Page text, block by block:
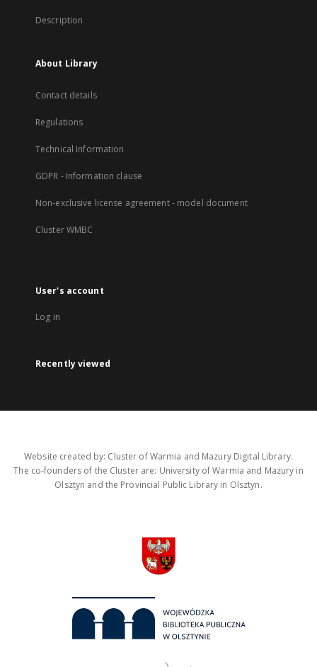
Description
About Library
Contact details
Regulations
Technical Information
GDPR - Information clause
Non-exclusive license agreement - model document
Cluster WMBC
User's account
Log in
Recently viewed
Website created by: Cluster of Warmia and Mazury Digital Library.
The co-founders of the Cluster are: University of Warmia and Mazury in
Olsztyn and the Provincial Public Library in Olsztyn.